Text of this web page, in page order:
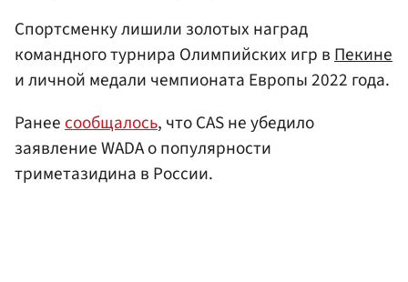
Спортсменку лишили золотых наград
командного турнира Олимпийских игр вПекине
и личной медали чемпионата Европы 2022 года.
Ранеесообщалось, что CAS не убедило
заявление WADA о популярности
триметазидина в России.